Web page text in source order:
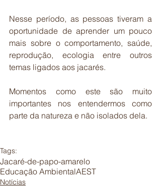
Nesse período, as pessoas tiveram a
oportunidade de aprender um pouco
mais sobre o comportamento, saúde,
reprodução, ecologia entre outros
temas ligados aos jacarés.
Momentos como este são muito
importantes nos entendermos como
parte da natureza e não isolados dela.
Tags:
Jacaré-de-papo-amarelo
Educação AmbientalAEST
Notícias